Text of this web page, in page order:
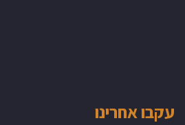
עקבו אחרינו